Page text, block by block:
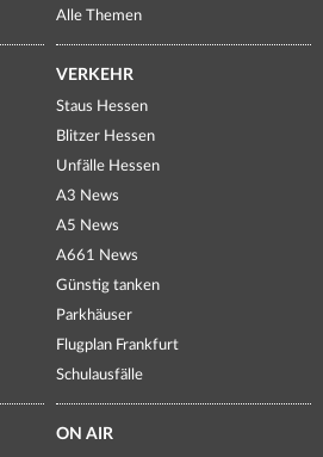
Alle Themen
VERKEHR
Staus Hessen
Blitzer Hessen
Unfälle Hessen
A3 News
A5 News
A661 News
Günstig tanken
Parkhäuser
Flugplan Frankfurt
Schulausfälle
ON AIR